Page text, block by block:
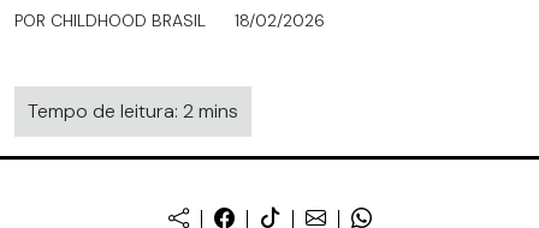
POR CHILDHOOD BRASIL 18/02/2026
Tempo de leitura: 2 mins